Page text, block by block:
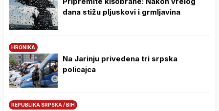
dana stižu pljuskovi i grmljavina
HRONIKA
Na Јarinju privedena tri srpska
policajca
REPUBLIKA SRPSKA / BIH